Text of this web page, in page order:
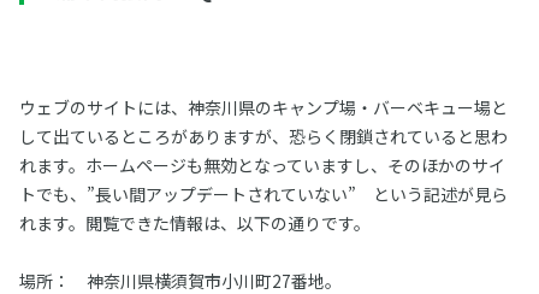
ウェブのサイトには、神奈川県のキャンプ場・バーベキュー場と
して出ているところがありますが、恐らく閉鎖されていると思わ
れます。ホームページも無効となっていますし、そのほかのサイ
トでも、”長い間アップデートされていない” という記述が見ら
れます。閲覧できた情報は、以下の通りです。
場所： 神奈川県横須賀市小川町27番地。